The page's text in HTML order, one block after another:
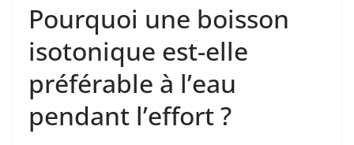
Pourquoi une boisson
isotonique est-elle
préférable à l’eau
pendant l’effort ?